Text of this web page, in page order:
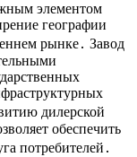
элементом
географии
рынке․ Завод
дилерской
обеспечить
потребителей․